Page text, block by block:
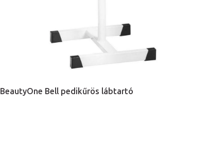
BeautyOne Bell pedikűrös lábtartó